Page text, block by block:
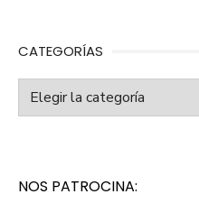
CATEGORÍAS
Categorías
NOS PATROCINA: